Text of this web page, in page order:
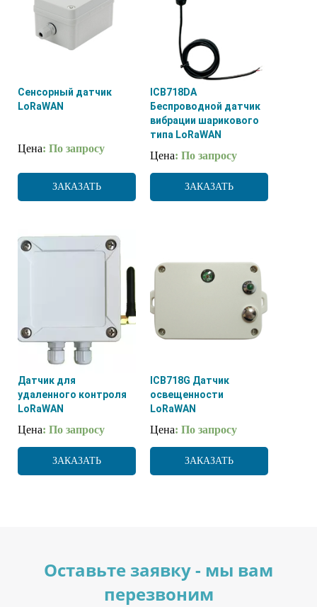
Сенсорный датчик
LoRaWAN
Цена: По запросу
ЗАКАЗАТЬ
ICB718DA
Беспроводной датчик
вибрации шарикового
типа LoRaWAN
Цена: По запросу
ЗАКАЗАТЬ
Датчик для
удаленного контроля
LoRaWAN
Цена: По запросу
ЗАКАЗАТЬ
ICB718G Датчик
освещенности
LoRaWAN
Цена: По запросу
ЗАКАЗАТЬ
Оставьте заявку - мы вам
перезвоним